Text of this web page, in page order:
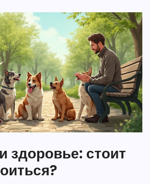
здоровье: стоит